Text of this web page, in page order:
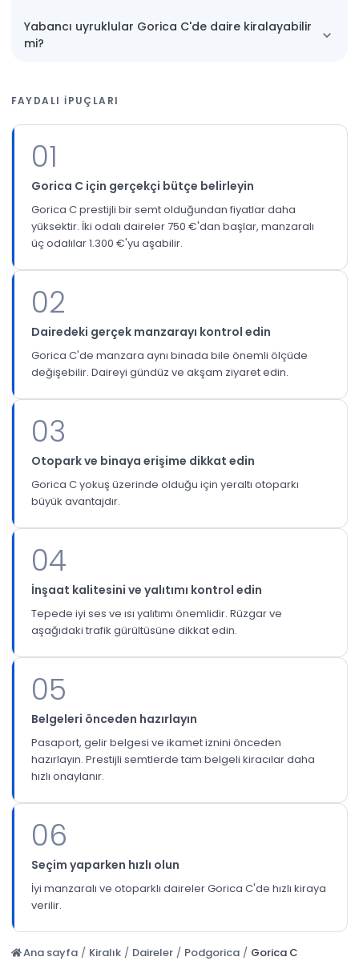
Yabancı uyruklular Gorica C'de daire kiralayabilir
mi?
FAYDALI IPUÇLARI
01
Gorica C için gerçekçi bütçe belirleyin
Gorica C prestijli bir semt olduğundan fiyatlar daha
yüksektir. İki odalı daireler 750 €'dan başlar, manzaralı
üç odalılar 1.300 €'yu aşabilir.
02
Dairedeki gerçek manzarayı kontrol edin
Gorica C'de manzara aynı binada bile önemli ölçüde
değişebilir. Daireyi gündüz ve akşam ziyaret edin.
03
Otopark ve binaya erişime dikkat edin
Gorica C yokuş üzerinde olduğu için yeraltı otoparkı
büyük avantajdır.
04
İnşaat kalitesini ve yalıtımı kontrol edin
Tepede iyi ses ve ısı yalıtımı önemlidir. Rüzgar ve
aşağıdaki trafik gürültüsüne dikkat edin.
05
Belgeleri önceden hazırlayın
Pasaport, gelir belgesi ve ikamet iznini önceden
hazırlayın. Prestijli semtlerde tam belgeli kiracılar daha
hızlı onaylanır.
06
Seçim yaparken hızlı olun
İyi manzaralı ve otoparklı daireler Gorica C'de hızlı kiraya
verilir.
Ana sayfa / Kiralık / Daireler / Podgorica / Gorica C